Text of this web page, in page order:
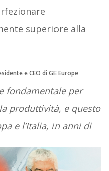
superiore alla
e CEO di GE Europe
fondamentale per
produttività, e questo
e l’Italia, in anni di